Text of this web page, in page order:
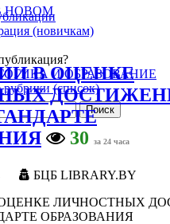
(новичкам)
И ОБРАЗОВАНИЕ
рубрики (список)
В ОЦЕНКЕ
30 за 24 часа
БЦБ LIBRARY.BY
ЛИЧНОСТНЫХ
ОБРАЗОВАНИЯ